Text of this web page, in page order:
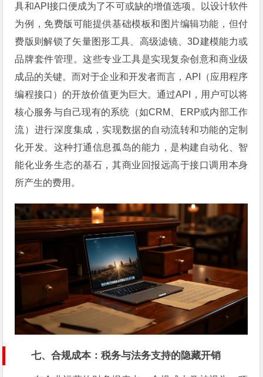
具和API接口便成为了不可或缺的增值选项。以设计软件
为例，免费版可能提供基础模板和图片编辑功能，但付
费版则解锁了矢量图形工具、高级滤镜、3D建模能力或
品牌套件管理。这些专业工具是实现复杂创意和商业级
成品的关键。而对于企业和开发者而言，API（应用程序
编程接口）的开放价值更为巨大。通过API，用户可以将
核心服务与自己现有的系统（如CRM、ERP或内部工作
流）进行深度集成，实现数据的自动流转和功能的定制
化开发。这种打通信息孤岛的能力，是构建自动化、智
能化业务生态的基石，其商业回报远高于接口调用本身
所产生的费用。
七、合规成本：税务与法务支持的隐藏开销